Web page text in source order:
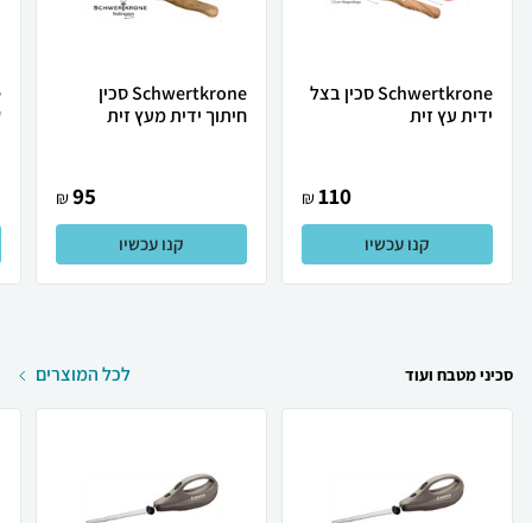
Schwertkrone סכין בצל
ידית עץ זית
110
₪
קנו עכשיו
Schwertkrone סכין
חיתוך ידית מעץ זית
95
₪
קנו עכשיו
סכיני מטבח ועוד לכל המוצרים